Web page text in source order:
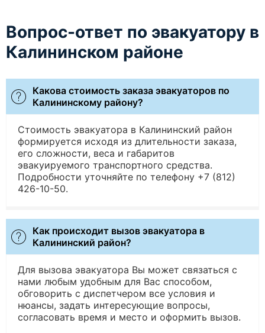
Вопрос-ответ по эвакуатору в
Калининском районе
Какова стоимость заказа эвакуаторов по
Калининскому району?
Стоимость эвакуатора в Калининский район
формируется исходя из длительности заказа,
его сложности, веса и габаритов
эвакуируемого транспортного средства.
Подробности уточняйте по телефону +7 (812)
426-10-50.
Как происходит вызов эвакуатора в
Калининский район?
Для вызова эвакуатора Вы может связаться с
нами любым удобным для Вас способом,
обговорить с диспетчером все условия и
нюансы, задать интересующие вопросы,
согласовать время и место и оформить вызов.